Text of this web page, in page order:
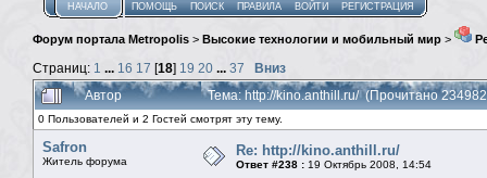
НАЧАЛО ПОМОЩЬ ПОИСК ПРАВИЛА ВОЙТИ РЕГИСТРАЦИЯ
Форум портала Metropolis > Высокие технологии и мобильный мир >
Страниц: 1 ... 16 17 [18] 19 20 ... 37
Вниз
Автор
Тема: http://kino.anthill.ru/ (Прочитано
0 Пользователей и 2 Гостей смотрят эту тему.
Safron
Житель форума
Re: http://kino.anthill.ru/
Ответ #238 : 19 Октябрь 2008, 14:54